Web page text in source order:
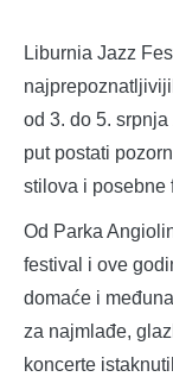
Liburnia Jazz
od 3. do 5.
put postati
stilova i posebne
Od Parka
festival i ove
domaće i
za najmlađe,
koncerte